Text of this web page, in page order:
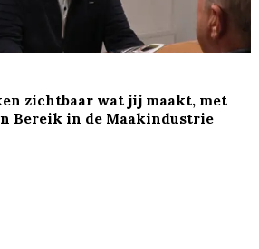
zichtbaar wat jij maakt, met
Bereik in de Maakindustrie